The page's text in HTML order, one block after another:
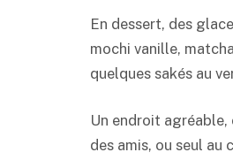
En dessert, des
mochi vanille,
quelques sakés au
Un endroit agréable,
des amis, ou seul au